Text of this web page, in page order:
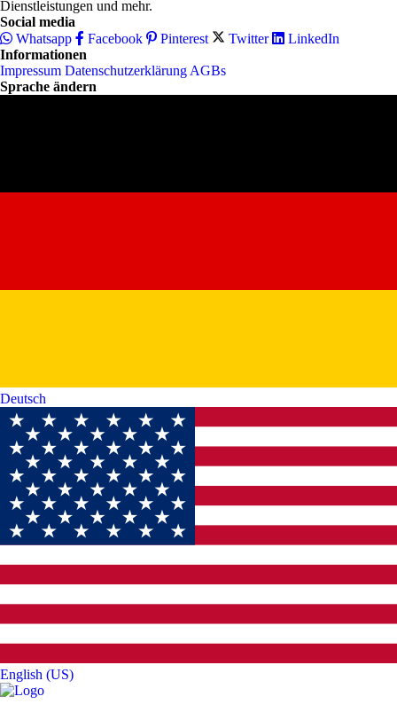
Dienstleistungen und mehr.
Social media
Whatsapp
Facebook Pinterest Twitter
LinkedIn
Informationen
Impressum Datenschutzerklärung AGBs
Sprache ändern
Deutsch‎
English (US)‎